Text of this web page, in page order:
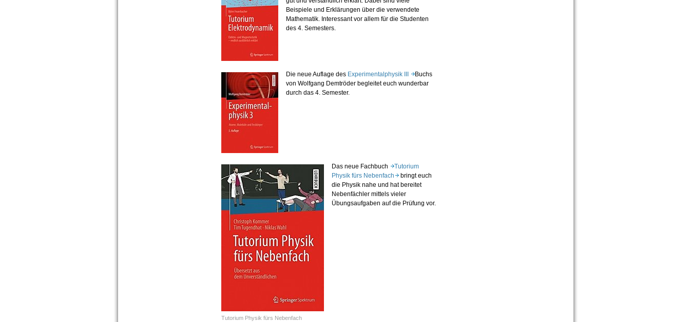
Beispiele und Erklärungen über die verwendete
Mathematik. Interessant vor allem für die Studenten
des 4. Semesters.
Die neue Auflage des Experimentalphysik IIIBuchs
von Wolfgang Demtröder begleitet euch wunderbar
durch das 4. Semester.
Tutorium Physik fürs Nebenfach
Das neue Fachbuch
Tutorium
Physik fürs Nebenfachbringt euch
die Physik nahe und hat bereitet
Nebenfächler mittels vieler
Übungsaufgaben auf die Prüfung vor.